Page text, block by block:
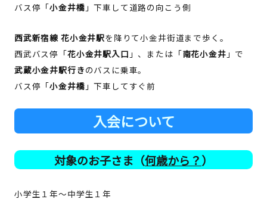
バス停「小金井橋 」下車して道路の向こう側
西武新宿線 花小金井駅を降りて小金井街道まで歩く。
西武バス停「花小金井駅入口 」、または「南花小金井 」で
武蔵小金井駅行きのバスに乗車。
バス停「小金井橋 」下車してすぐ前
入会について
対象のお子さま（何歳から？）
小学生１年～中学生１年